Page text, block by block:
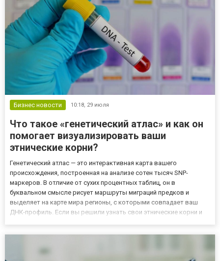
Бизнес новости 10:18, 29 июля
Что такое «генетический атлас» и как он
помогает визуализировать ваши
этнические корни?
Генетический атлас — это интерактивная карта вашего
происхождения, построенная на анализе сотен тысяч SNP-
маркеров. В отличие от сухих процентных таблиц, он в
буквальном смысле рисует маршруты миграций предков и
выделяет на карте мира регионы, с которыми совпадает ваш
ДНК-профиль. Если вы решили узнать свои этнические корни и